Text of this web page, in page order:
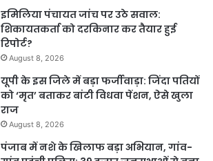
इमिलिया पंचायत जांच पर उठे सवाल:
शिकायतकर्ता को दरकिनार कर तैयार हुई
रिपोर्ट?
August 8, 2026
यूपी के इस जिले में बड़ा फर्जीवाड़ा: जिंदा पतियों
को ‘मृत’ बताकर बांटी विधवा पेंशन, ऐसे खुला
राज
August 8, 2026
पंजाब में नशे के खिलाफ बड़ा अभियान, गांव-